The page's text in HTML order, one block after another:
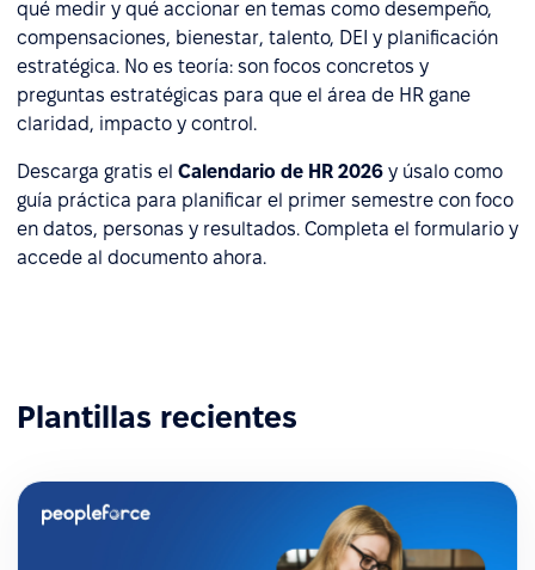
qué medir y qué accionar en temas como desempeño,
compensaciones, bienestar, talento, DEI y planificación
estratégica. No es teoría: son focos concretos y
preguntas estratégicas para que el área de HR gane
claridad, impacto y control.
Descarga gratis el Calendario de HR 2026 y úsalo como
guía práctica para planificar el primer semestre con foco
en datos, personas y resultados. Completa el formulario y
accede al documento ahora.
Plantillas recientes